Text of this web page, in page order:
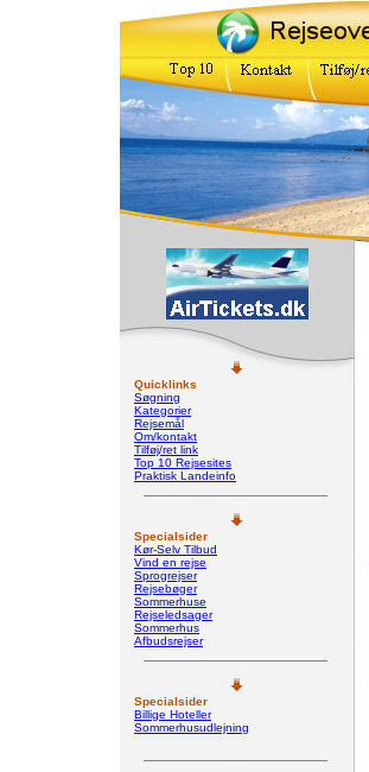
Quicklinks
Søgning
Kategorier
Rejsemål
Om/kontakt
Tilføj/ret link
Top 10 Rejsesites
Praktisk Landeinfo
Specialsider
Kør-Selv Tilbud
Vind en rejse
Sprogrejser
Rejsebøger
Sommerhuse
Rejseledsager
Sommerhus
Afbudsrejser
Specialsider
Billige Hoteller
Sommerhusudlejning